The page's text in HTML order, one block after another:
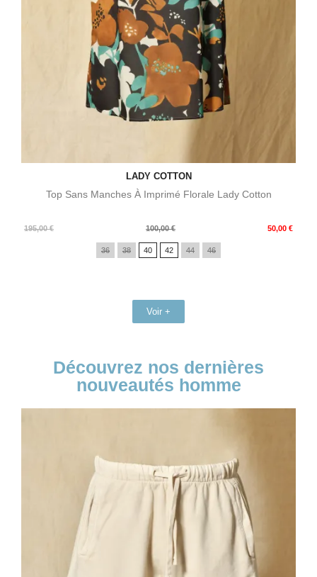
LADY COTTON
Top Sans Manches À Imprimé Florale Lady Cotton
195,00 €
Prix
100,00 € 50,00 €
Prix
36 38 40 42 44 46
Voir +
Découvrez nos dernières
nouveautés homme